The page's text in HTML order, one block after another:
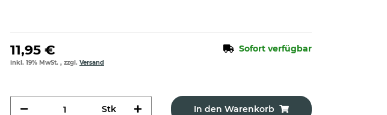
11,95 € Sofort verfügbar
inkl. 19% MwSt. , zzgl. Versand
Stk In den Warenkorb